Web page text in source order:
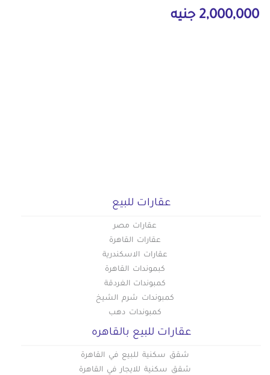
2,000,000 جنيه
عقارات للبيع
عقارات مصر
عقارات القاهرة
عقارات الاسكندرية
كبموندات القاهرة
كمبوندات الغردقة
كمبوندات شرم الشيخ
كمبوندات دهب
عقارات للبيع بالقاهره
شقق سكنية للبيع في القاهرة
شقق سكنية للايجار في القاهرة